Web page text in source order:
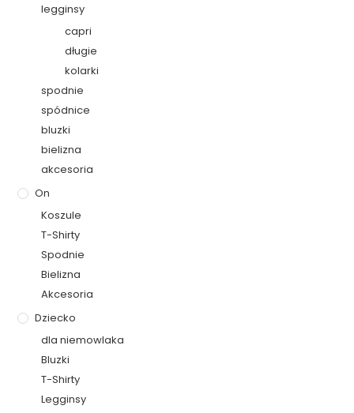
legginsy
capri
długie
kolarki
spodnie
spódnice
bluzki
bielizna
akcesoria
On
Koszule
T-Shirty
Spodnie
Bielizna
Akcesoria
Dziecko
dla niemowlaka
Bluzki
T-Shirty
Legginsy